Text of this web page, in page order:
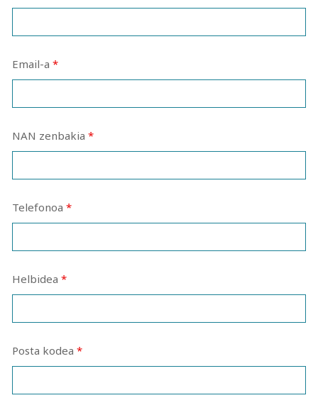
Email-a *
NAN zenbakia *
Telefonoa *
Helbidea *
Posta kodea *